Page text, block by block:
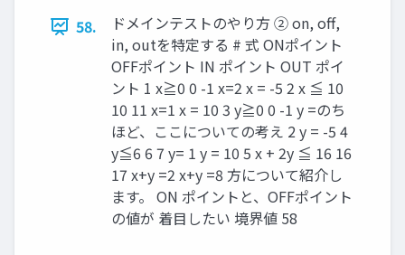
58.
ドメインテストのやり方 ② on, oﬀ,
in, outを特定する # 式 ONポイント
OFFポイント IN ポイント OUT ポイ
ント 1 x≧0 0 -1 x=2 x = -5 2 x ≦ 10
10 11 x=1 x = 10 3 y≧0 0 -1 y =のち
ほど、ここについての考え 2 y = -5 4
y≦6 6 7 y= 1 y = 10 5 x + 2y ≦ 16 16
17 x+y =2 x+y =8 方について紹介し
ます。 ON ポイントと、OFFポイント
の値が 着目したい 境界値 58